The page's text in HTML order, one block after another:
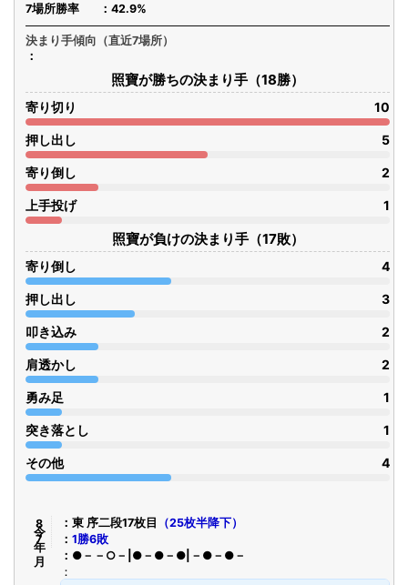
7場所勝率
42.9%
決まり手傾向（直近7場所）
照寶が勝ちの決まり手（18勝）
寄り切り 10
押し出し 5
寄り倒し 2
上手投げ 1
照寶が負けの決まり手（17敗）
寄り倒し 4
押し出し 3
叩き込み 2
肩透かし 2
勇み足 1
突き落とし 1
その他 4
令8年7月 東 序二段17枚目
（25枚半降下）
1勝6敗
●－－○－|●－●－●|－●－●－